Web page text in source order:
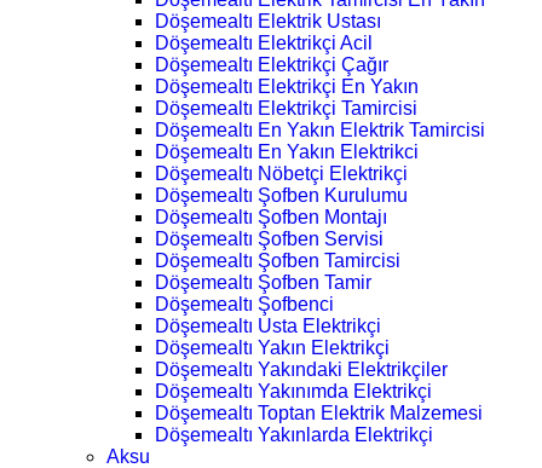
Döşemealtı Elektrik Ustası
Döşemealtı Elektrikçi Acil
Döşemealtı Elektrikçi Çağır
Döşemealtı Elektrikçi En Yakın
Döşemealtı Elektrikçi Tamircisi
Döşemealtı En Yakın Elektrik Tamircisi
Döşemealtı En Yakın Elektrikci
Döşemealtı Nöbetçi Elektrikçi
Döşemealtı Şofben Kurulumu
Döşemealtı Şofben Montajı
Döşemealtı Şofben Servisi
Döşemealtı Şofben Tamircisi
Döşemealtı Şofben Tamir
Döşemealtı Şofbenci
Döşemealtı Usta Elektrikçi
Döşemealtı Yakın Elektrikçi
Döşemealtı Yakındaki Elektrikçiler
Döşemealtı Yakınımda Elektrikçi
Döşemealtı Toptan Elektrik Malzemesi
Döşemealtı Yakınlarda Elektrikçi
Aksu